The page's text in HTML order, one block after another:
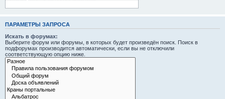
ПАРАМЕТРЫ ЗАПРОСА
Искать в форумах:
Выберите форум или форумы, в которых будет произведён поиск. Поиск в
подфорумах производится автоматически, если вы не отключили
соответствующую опцию ниже.